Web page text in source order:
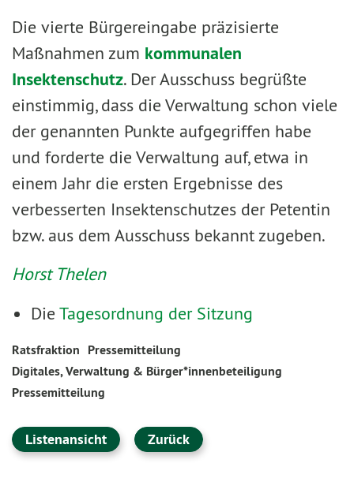
Die vierte Bürgereingabe präzisierte
Maßnahmen zum kommunalen
Insektenschutz. Der Ausschuss begrüßte
einstimmig, dass die Verwaltung schon viele
der genannten Punkte aufgegriffen habe
und forderte die Verwaltung auf, etwa in
einem Jahr die ersten Ergebnisse des
verbesserten Insektenschutzes der Petentin
bzw. aus dem Ausschuss bekannt zugeben.
Horst Thelen
Die Tagesordnung der Sitzung
Ratsfraktion Pressemitteilung
Digitales, Verwaltung & Bürger*innenbeteiligung
Pressemitteilung
Listenansicht Zurück